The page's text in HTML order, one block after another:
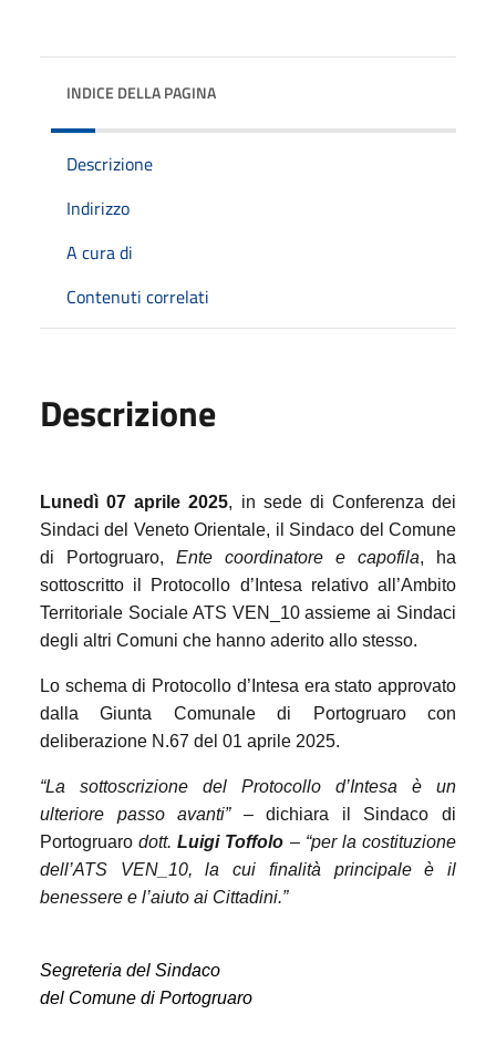
INDICE DELLA PAGINA
Descrizione
Indirizzo
A cura di
Contenuti correlati
Descrizione
Lunedì 07 aprile 2025, in sede di Conferenza dei
Sindaci del Veneto Orientale, il Sindaco del Comune
di Portogruaro, Ente coordinatore e capofila, ha
sottoscritto il Protocollo d’Intesa relativo all’Ambito
Territoriale Sociale ATS VEN_10 assieme ai Sindaci
degli altri Comuni che hanno aderito allo stesso.
Lo schema di Protocollo d’Intesa era stato approvato
dalla Giunta Comunale di Portogruaro con
deliberazione N.67 del 01 aprile 2025.
“La sottoscrizione del Protocollo d’Intesa è un
ulteriore passo avanti”– dichiara il Sindaco di
Portogruarodott.Luigi Toffolo – “per la costituzione
dell’ATS VEN_10, la cui finalità principale è il
benessere e l’aiuto ai Cittadini.”
Segreteria del Sindaco
del Comune di Portogruaro